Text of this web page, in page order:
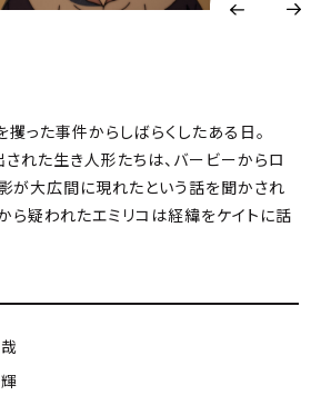
攫った事件からしばらくしたある日。
れた生き人形たちは、バービーからロ
が大広間に現れたという話を聞かされ
ら疑われたエミリコは経緯をケイトに話